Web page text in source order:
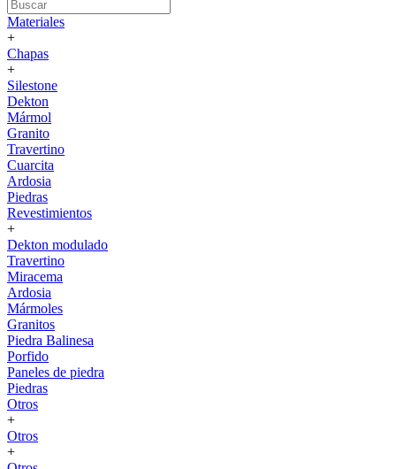
Materiales
+
Chapas
+
Silestone
Dekton
Mármol
Granito
Travertino
Cuarcita
Ardosia
Piedras
Revestimientos
+
Dekton modulado
Travertino
Miracema
Ardosia
Mármoles
Granitos
Piedra Balinesa
Porfido
Paneles de piedra
Piedras
Otros
+
Otros
+